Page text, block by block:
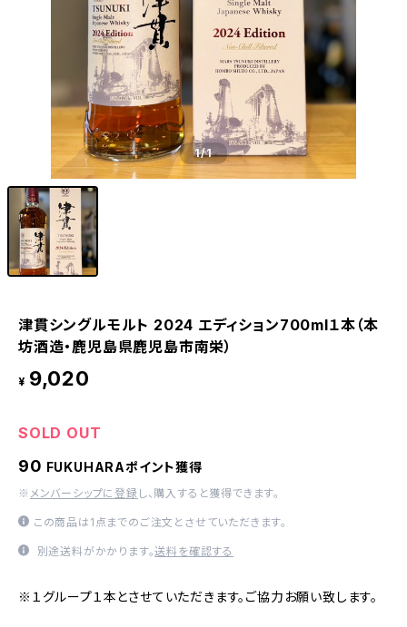
1/1
津貫シングルモルト 2024 エディション700ml１本（本
坊酒造・鹿児島県鹿児島市南栄）
¥ 9,020
SOLD OUT
90 FUKUHARAポイント獲得
※ メンバーシップに登録 し、購入すると獲得できます。
この商品は1点までのご注文とさせていただきます。
別途送料がかかります。送料を確認する
※１グループ１本とさせていただきます。ご協力お願い致します。